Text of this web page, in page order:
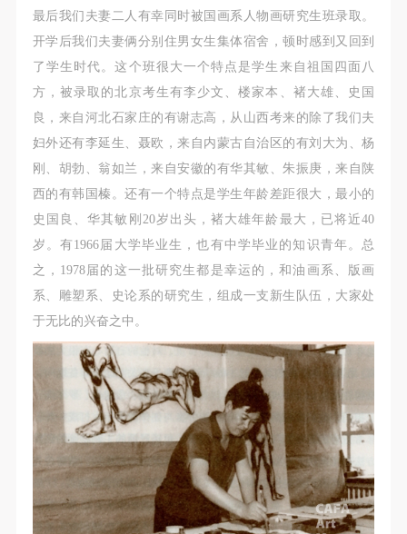
最后我们夫妻二人有幸同时被国画系人物画研究生班录取。
开学后我们夫妻俩分别住男女生集体宿舍，顿时感到又回到
了学生时代。这个班很大一个特点是学生来自祖国四面八
方，被录取的北京考生有李少文、楼家本、褚大雄、史国
良，来自河北石家庄的有谢志高，从山西考来的除了我们夫
妇外还有李延生、聂欧，来自内蒙古自治区的有刘大为、杨
刚、胡勃、翁如兰，来自安徽的有华其敏、朱振庚，来自陕
西的有韩国榛。还有一个特点是学生年龄差距很大，最小的
史国良、华其敏刚20岁出头，褚大雄年龄最大，已将近40
岁。有1966届大学毕业生，也有中学毕业的知识青年。总
之，1978届的这一批研究生都是幸运的，和油画系、版画
系、雕塑系、史论系的研究生，组成一支新生队伍，大家处
于无比的兴奋之中。
有关规定，为明确肖像许可方（甲方）和使用方（乙
方）的权利义务关系，经双方友好协商，甲乙双方就
带有甲方肖像的作品的使用达成如下一致协议：
一、 一般约定
（1）、甲方为本协议中的肖像权人，自愿将自己的
肖像权许可乙方作符合本协议约定和法律规定的用
途。
（2）、乙方中央美术学院美术馆是一所具有标志
性、专业性、国际化的现代公共美术馆。中央美术学
院美术馆与时代同行，努力塑造一个开放、自由、学
术的空间氛围，竭诚与各单位、企业、机构、艺术家
和观众进行良好互动。以学院的学术研究为基础，积
极策划国际、国内多视角、多领域的展览、论坛及公
共教育活动，为美院师生、中外艺术家以及社会公众
提供一个交流、学习、展示的平台。作为一家公益性
单位，其开展的公共教育活动以学术性和公益性为
主。
（3）、乙方为甲方拍摄中央美术学院公共教育部所
有公教活动。
二、拍摄内容、使用形式、使用地域范围
（1）、拍摄内容 乙方拍摄的带有甲方肖像的作品内
有关规定，为明确肖像许可方（甲方）和使用方（乙
方）的权利义务关系，经双方友好协商，甲乙双方就
带有甲方肖像的作品的使用达成如下一致协议：
一、 一般约定
（1）、甲方为本协议中的肖像权人，自愿将自己的
肖像权许可乙方作符合本协议约定和法律规定的用
途。
（2）、乙方中央美术学院美术馆是一所具有标志
性、专业性、国际化的现代公共美术馆。中央美术学
院美术馆与时代同行，努力塑造一个开放、自由、学
术的空间氛围，竭诚与各单位、企业、机构、艺术家
和观众进行良好互动。以学院的学术研究为基础，积
极策划国际、国内多视角、多领域的展览、论坛及公
共教育活动，为美院师生、中外艺术家以及社会公众
提供一个交流、学习、展示的平台。作为一家公益性
单位，其开展的公共教育活动以学术性和公益性为
主。
（3）、乙方为甲方拍摄中央美术学院公共教育部所
有公教活动。
二、拍摄内容、使用形式、使用地域范围
（1）、拍摄内容 乙方拍摄的带有甲方肖像的作品内
有关规定，为明确肖像许可方（甲方）和使用方（乙
方）的权利义务关系，经双方友好协商，甲乙双方就
带有甲方肖像的作品的使用达成如下一致协议：
一、 一般约定
（1）、甲方为本协议中的肖像权人，自愿将自己的
肖像权许可乙方作符合本协议约定和法律规定的用
途。
（2）、乙方中央美术学院美术馆是一所具有标志
性、专业性、国际化的现代公共美术馆。中央美术学
院美术馆与时代同行，努力塑造一个开放、自由、学
术的空间氛围，竭诚与各单位、企业、机构、艺术家
和观众进行良好互动。以学院的学术研究为基础，积
极策划国际、国内多视角、多领域的展览、论坛及公
共教育活动，为美院师生、中外艺术家以及社会公众
提供一个交流、学习、展示的平台。作为一家公益性
单位，其开展的公共教育活动以学术性和公益性为
主。
（3）、乙方为甲方拍摄中央美术学院公共教育部所
有公教活动。
二、拍摄内容、使用形式、使用地域范围
（1）、拍摄内容 乙方拍摄的带有甲方肖像的作品内